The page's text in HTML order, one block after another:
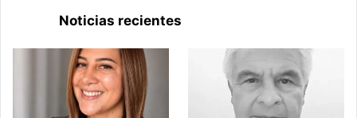
Noticias recientes